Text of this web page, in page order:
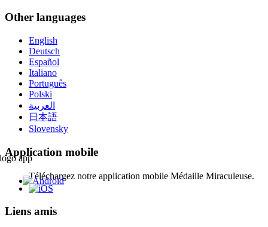
Other languages
English
Deutsch
Español
Italiano
Português
Polski
العربية
日本語
Slovensky
Application mobile
Téléchargez notre application mobile Médaille Miraculeuse.
Liens amis